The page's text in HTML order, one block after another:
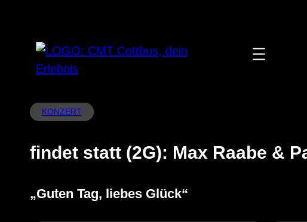
springen
KONZERT
findet statt (2G): Max Raabe &
„Guten Tag, liebes Glück“